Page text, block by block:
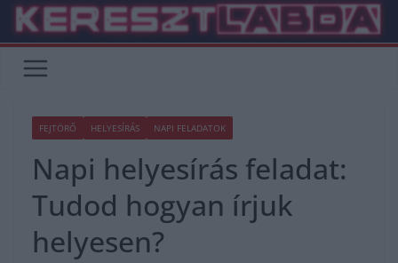
Skip
content
FEJTÖRŐ HELYESÍRÁS NAPI FELADATOK
Napi helyesírás feladat:
Tudod hogyan írjuk
helyesen?